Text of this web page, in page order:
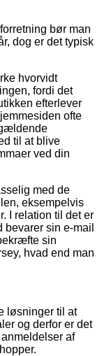
bør man
dog er det typisk
hvorvidt
fordi det
efterlever
ofte
til at blive
ved din
med de
eksempelvis
I relation til det er
sin e-mail
sin
hvad end man
løsninger til at
og derfor er det
af